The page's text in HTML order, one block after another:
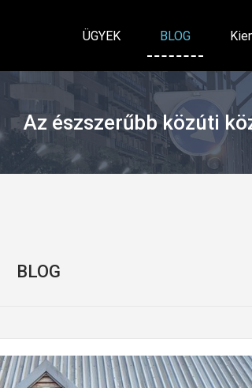
ÜGYEK BLOG
Az észszerűbb közúti
BLOG